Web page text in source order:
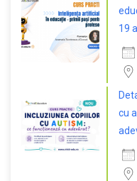
19
cu